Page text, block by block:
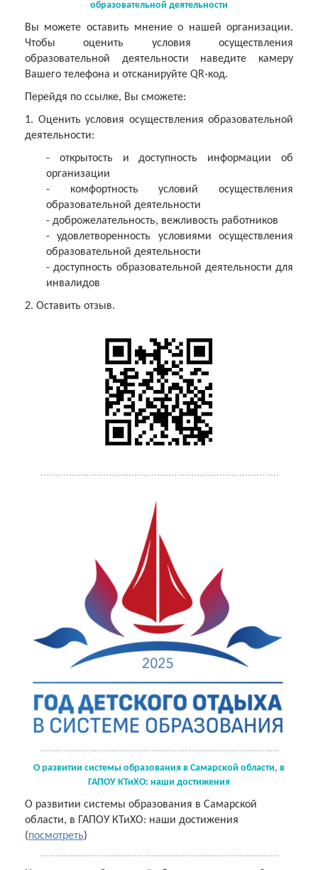
образовательной деятельности
Вы можете оставить мнение о нашей организации.
Чтобы оценить условия осуществления
образовательной деятельности наведите камеру
Вашего телефона и отсканируйте QR-код.
Перейдя по ссылке, Вы сможете:
1. Оценить условия осуществления образовательной
деятельности:
- открытость и доступность информации об
организации
- комфортность условий осуществления
образовательной деятельности
- доброжелательность, вежливость работников
- удовлетворенность условиями осуществления
образовательной деятельности
- доступность образовательной деятельности для
инвалидов
2. Оставить отзыв.
О развитии системы образования в Самарской области, в
ГАПОУ КТиХО: наши достижения
О развитии системы образования в Самарской
области, в ГАПОУ КТиХО: наши достижения
(посмотреть)